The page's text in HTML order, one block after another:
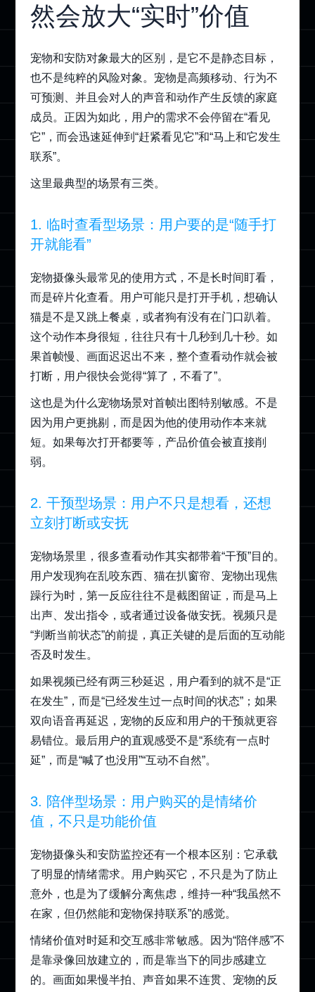
然会放大“实时”价值
宠物和安防对象最大的区别，是它不是静态目标，
也不是纯粹的风险对象。宠物是高频移动、行为不
可预测、并且会对人的声音和动作产生反馈的家庭
成员。正因为如此，用户的需求不会停留在“看见
它”，而会迅速延伸到“赶紧看见它”和“马上和它发生
联系”。
这里最典型的场景有三类。
1. 临时查看型场景：用户要的是“随手打
开就能看”
宠物摄像头最常见的使用方式，不是长时间盯看，
而是碎片化查看。用户可能只是打开手机，想确认
猫是不是又跳上餐桌，或者狗有没有在门口趴着。
这个动作本身很短，往往只有十几秒到几十秒。如
果首帧慢、画面迟迟出不来，整个查看动作就会被
打断，用户很快会觉得“算了，不看了”。
这也是为什么宠物场景对首帧出图特别敏感。不是
因为用户更挑剔，而是因为他的使用动作本来就
短。如果每次打开都要等，产品价值会被直接削
弱。
2. 干预型场景：用户不只是想看，还想
立刻打断或安抚
宠物场景里，很多查看动作其实都带着“干预”目的。
用户发现狗在乱咬东西、猫在扒窗帘、宠物出现焦
躁行为时，第一反应往往不是截图留证，而是马上
出声、发出指令，或者通过设备做安抚。视频只是
“判断当前状态”的前提，真正关键的是后面的互动能
否及时发生。
如果视频已经有两三秒延迟，用户看到的就不是“正
在发生”，而是“已经发生过一点时间的状态”；如果
双向语音再延迟，宠物的反应和用户的干预就更容
易错位。最后用户的直观感受不是“系统有一点时
延”，而是“喊了也没用”“互动不自然”。
3. 陪伴型场景：用户购买的是情绪价
值，不只是功能价值
宠物摄像头和安防监控还有一个根本区别：它承载
了明显的情绪需求。用户购买它，不只是为了防止
意外，也是为了缓解分离焦虑，维持一种“我虽然不
在家，但仍然能和宠物保持联系”的感觉。
情绪价值对时延和交互感非常敏感。因为“陪伴感”不
是靠录像回放建立的，而是靠当下的同步感建立
的。画面如果慢半拍、声音如果不连贯、宠物的反